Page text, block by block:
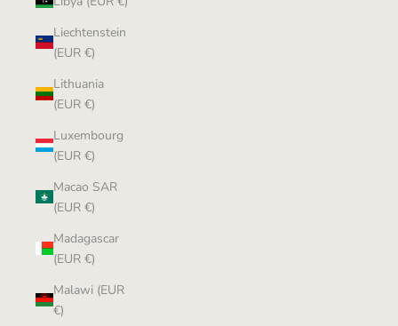
Liechtenstein
(EUR €)
Lithuania
(EUR €)
Luxembourg
(EUR €)
Macao SAR
(EUR €)
Madagascar
(EUR €)
Malawi (EUR
€)